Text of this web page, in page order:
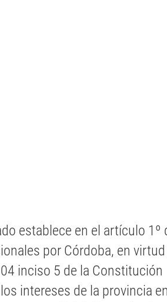
establece en el artículo 1º
por Córdoba, en
inciso 5 de la Constitución
intereses de la provincia